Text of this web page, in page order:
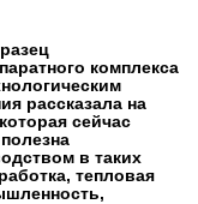
комплекса
рассказала на
сейчас
в таких
тепловая